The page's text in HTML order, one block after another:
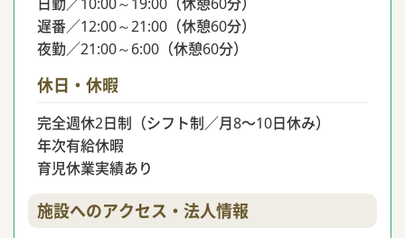
遅番／12:00～21:00（休憩60分）
夜勤／21:00～6:00（休憩60分）
休日・休暇
完全週休2日制（シフト制／月8〜10日休み）
年次有給休暇
育児休業実績あり
施設へのアクセス・法人情報